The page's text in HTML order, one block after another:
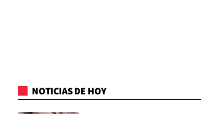
NOTICIAS DE HOY